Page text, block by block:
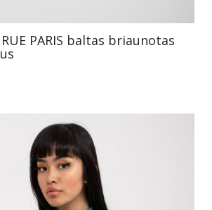
PARIS baltas briaunotas